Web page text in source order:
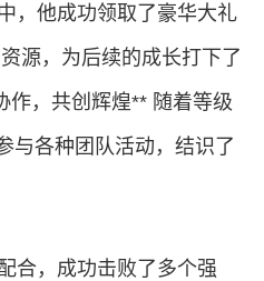
，他成功领取了豪华大礼
源，为后续的成长打下了
作，共创辉煌** 随着等级
与各种团队活动，结识了
合，成功击败了多个强